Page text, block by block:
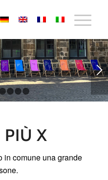
1 2 3 4 5 6 7 8
X
in comune una grande